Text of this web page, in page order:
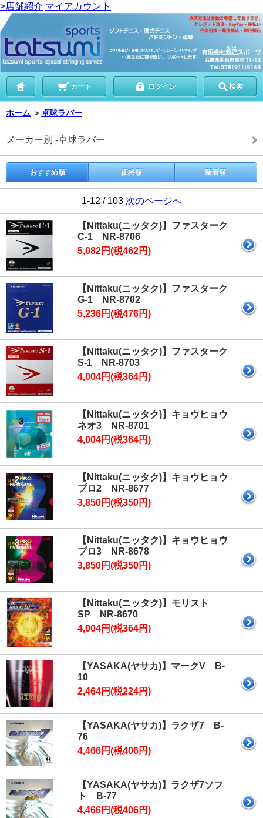
>店舗紹介 マイアカウント
カート ログイン 検索
ホーム ＞卓球ラバー
メーカー別 -卓球ラバー
おすすめ順 価格順 新着順
1-12 / 103 次のページへ
【Nittaku(ニッタク)】ファスターク
C-1 NR-8706
5,082円(税462円)
【Nittaku(ニッタク)】ファスターク
G-1 NR-8702
5,236円(税476円)
【Nittaku(ニッタク)】ファスターク
S-1 NR-8703
4,004円(税364円)
【Nittaku(ニッタク)】キョウヒョウ
ネオ3 NR-8701
4,004円(税364円)
【Nittaku(ニッタク)】キョウヒョウ
プロ2 NR-8677
3,850円(税350円)
【Nittaku(ニッタク)】キョウヒョウ
プロ3 NR-8678
3,850円(税350円)
【Nittaku(ニッタク)】モリスト
SP NR-8670
4,004円(税364円)
【YASAKA(ヤサカ)】マークV B-
10
2,464円(税224円)
【YASAKA(ヤサカ)】ラクザ7 B-
76
4,466円(税406円)
【YASAKA(ヤサカ)】ラクザ7ソフ
ト B-77
4,466円(税406円)